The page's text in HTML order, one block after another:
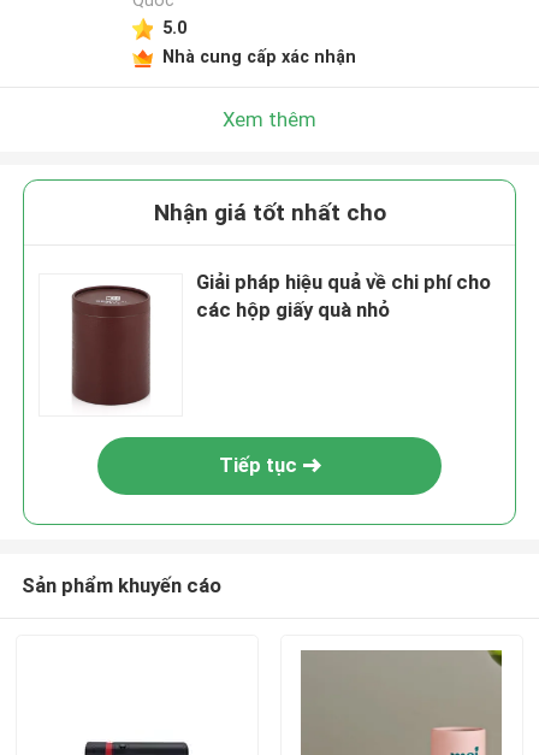
5.0
Nhà cung cấp xác nhận
Xem thêm
Nhận giá tốt nhất cho
Giải pháp hiệu quả về chi phí cho
các hộp giấy quà nhỏ
Tiếp tục
Sản phẩm khuyến cáo